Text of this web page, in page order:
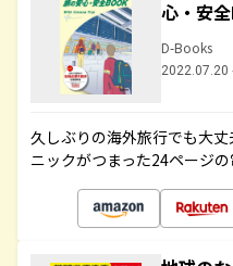
心・安
D-Books
2022.07.20
久しぶりの海外旅行でも大
ニックがつまった24ページ